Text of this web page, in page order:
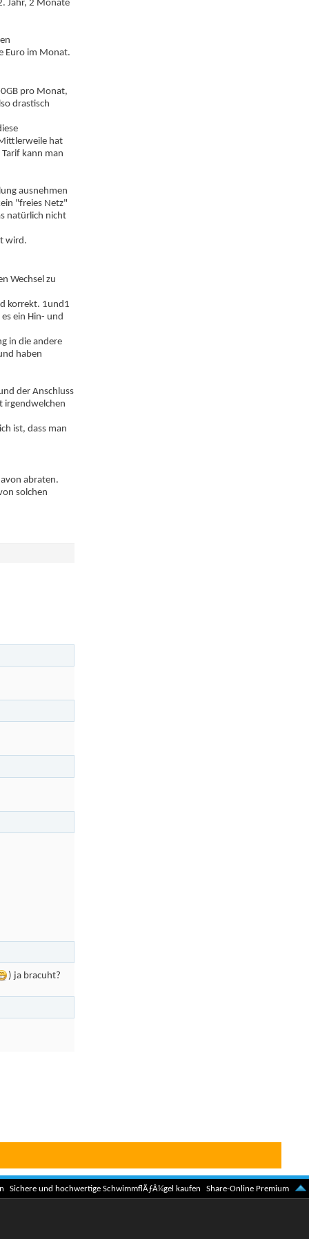
Jahr, 2 Monate
Euro im Monat.
pro Monat,
drastisch
hat
kann man
ausnehmen
"freies Netz"
natürlich nicht
wird.
Wechsel zu
korrekt. 1und1
ein Hin- und
in die andere
haben
der Anschluss
irgendwelchen
ist, dass man
abraten.
solchen
) ja bracuht?
Sichere und hochwertige SchwimmflÃƒÂ¼gel kaufen Share-Online Premium